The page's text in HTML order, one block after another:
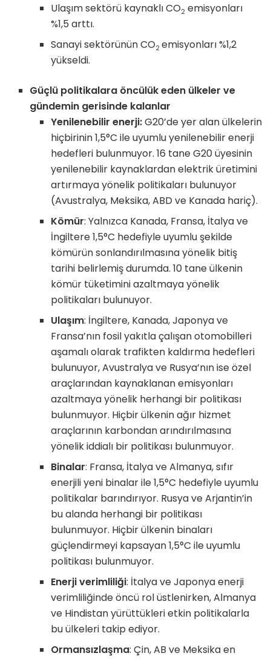
Ulaşım sektörü kaynaklı CO2 emisyonları
%1,5 arttı.
Sanayi sektörünün CO2 emisyonları %1,2
yükseldi.
Güçlü politikalara öncülük eden ülkeler ve
gündemin gerisinde kalanlar
Yenilenebilir enerji:G20’de yer alan ülkelerin
hiçbirinin 1,5°C ile uyumlu yenilenebilir enerji
hedefleri bulunmuyor. 16 tane G20 üyesinin
yenilenebilir kaynaklardan elektrik üretimini
artırmaya yönelik politikaları bulunuyor
(Avustralya, Meksika, ABD ve Kanada hariç).
Kömür: Yalnızca Kanada, Fransa, İtalya ve
İngiltere 1,5°C hedefiyle uyumlu şekilde
kömürün sonlandırılmasına yönelik bitiş
tarihi belirlemiş durumda. 10 tane ülkenin
kömür tüketimini azaltmaya yönelik
politikaları bulunuyor.
Ulaşım: İngiltere, Kanada, Japonya ve
Fransa’nın fosil yakıtla çalışan otomobilleri
aşamalı olarak trafikten kaldırma hedefleri
bulunuyor, Avustralya ve Rusya’nın ise özel
araçlarından kaynaklanan emisyonları
azaltmaya yönelik herhangi bir politikası
bulunmuyor. Hiçbir ülkenin ağır hizmet
araçlarının karbondan arındırılmasına
yönelik iddialı bir politikası bulunmuyor.
Binalar: Fransa, İtalya ve Almanya, sıfır
enerjili yeni binalar ile 1,5°C hedefiyle uyumlu
politikalar barındırıyor. Rusya ve Arjantin’in
bu alanda herhangi bir politikası
bulunmuyor. Hiçbir ülkenin binaları
güçlendirmeyi kapsayan 1,5°C ile uyumlu
politikası bulunmuyor.
Enerji verimliliği: İtalya ve Japonya enerji
verimliliğinde öncü rol üstlenirken, Almanya
ve Hindistan yürüttükleri etkin politikalarla
bu ülkeleri takip ediyor.
Ormansızlaşma: Çin, AB ve Meksika en